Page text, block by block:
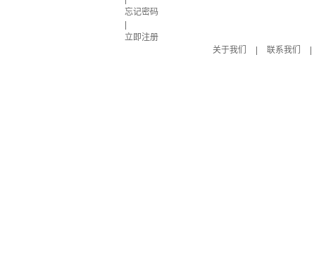
忘记密码
立即注册
关于我们
联系我们